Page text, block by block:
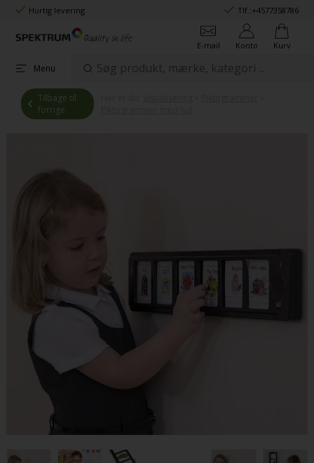
Hurtig levering Tlf.:+4577358786
E-mail Konto Kurv
Menu
Tilbage til
forrige